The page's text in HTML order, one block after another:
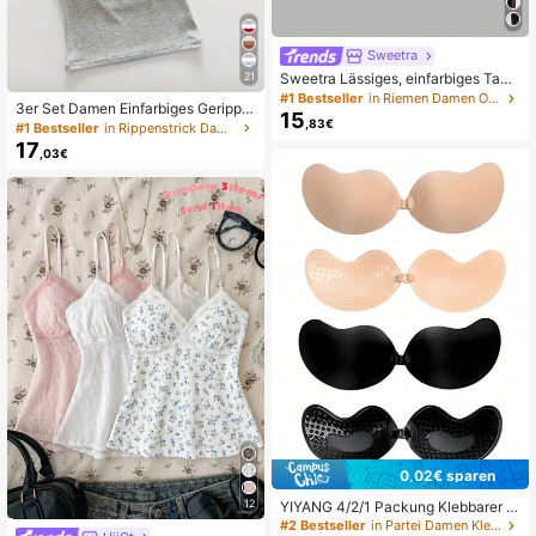
21
3er Set Damen Einfarbiges Gerippte
s Trägertop mit Polster-BH, Lässige
s Skinny Crop Top, Workout, Athleis
ure
#1 Bestseller in Rippenstrick Damen Unterhemden
17 ,03€
12
Sweetra
Sweetra Lässiges, einfarbiges Tank
Top für Damen für den Sommer
#1 Bestseller in Riemen Damen Oberteile, Blusen & T-Shirts
15 ,83€
0,02€ sparen
YIYANG 4/2/1 Packung Klebbarer Si
likon-Rückenfreier Push-Up Unsich
#2 Bestseller in Partei Damen Klebe-BH